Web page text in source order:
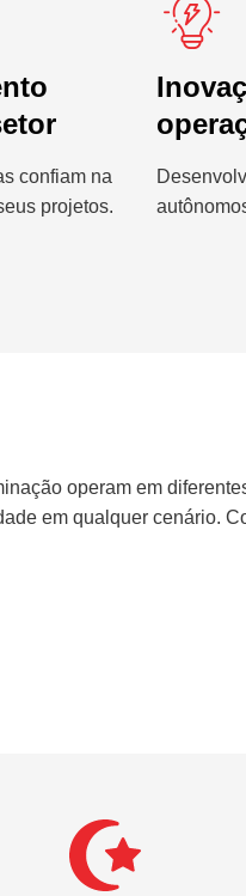
confiam na
projetos.
operam em
em qualquer cenário.